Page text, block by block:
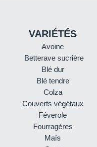
VARIÉTÉS
Avoine
Betterave sucrière
Blé dur
Blé tendre
Colza
Couverts végétaux
Féverole
Fourragères
Maïs